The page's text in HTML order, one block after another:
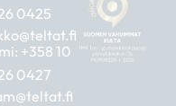
0425
+358 10
0427